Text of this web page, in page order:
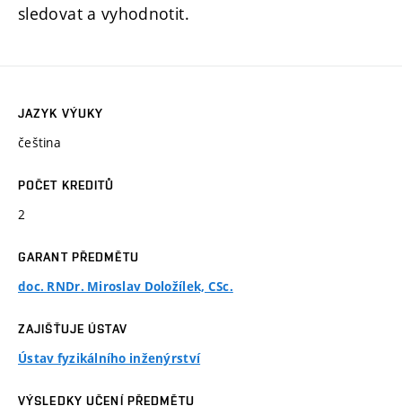
sledovat a vyhodnotit.
JAZYK VÝUKY
čeština
POČET KREDITŮ
2
GARANT PŘEDMĚTU
doc. RNDr. Miroslav Doložílek, CSc.
ZAJIŠŤUJE ÚSTAV
Ústav fyzikálního inženýrství
VÝSLEDKY UČENÍ PŘEDMĚTU